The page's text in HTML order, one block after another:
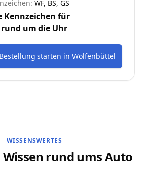
WF, BS, GS
Kennzeichen für
rund um die Uhr
starten in Wolfenbüttel
WISSENSWERTES
rund ums Auto